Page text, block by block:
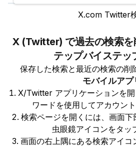
X.com Twitter
X (Twitter) で過去の検索を
テップバイステッ
保存した検索と最近の検索の削
モバイルアプ
X/Twitter アプリケーションを
ワードを使用してアカウント
検索ページを開くには、画面下
虫眼鏡アイコンをタッ
画面の右上隅にある検索アイコ